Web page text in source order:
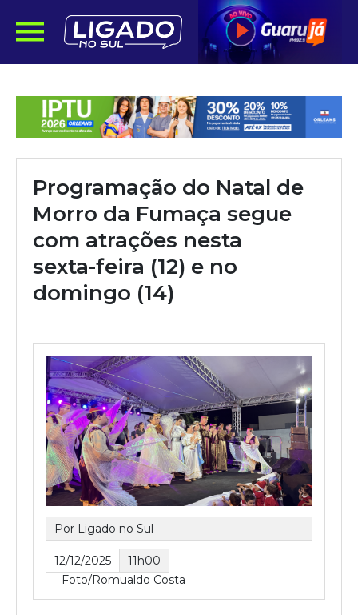
Programação do Natal de
Morro da Fumaça segue
com atrações nesta
sexta-feira (12) e no
domingo (14)
Por Ligado no Sul
12/12/2025
11h00
Foto/Romualdo Costa